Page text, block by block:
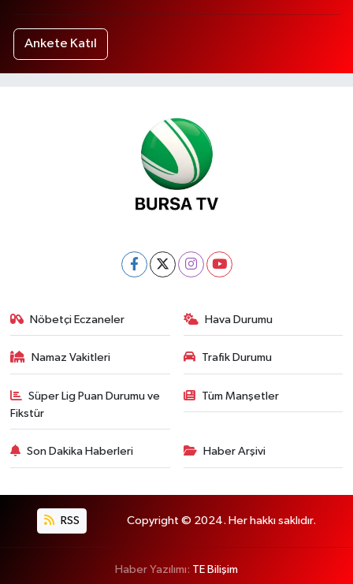
Ankete Katıl
Nöbetçi Eczaneler Hava Durumu
Namaz Vakitleri Trafik Durumu
Süper Lig Puan Durumu ve
Fikstür
Tüm Manşetler
Son Dakika Haberleri Haber Arşivi
RSS Copyright © 2024. Her hakkı saklıdır.
Haber Yazılımı: TE Bilişim